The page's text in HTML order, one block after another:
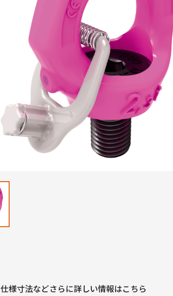
仕様寸法などさらに詳しい情報はこちら